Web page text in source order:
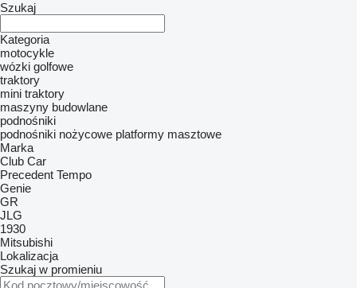
Szukaj
Kategoria
motocykle
wózki golfowe
traktory
mini traktory
maszyny budowlane
podnośniki
podnośniki nożycowe platformy masztowe
Marka
Club Car
Precedent Tempo
Genie
GR
JLG
1930
Mitsubishi
Lokalizacja
Szukaj w promieniu